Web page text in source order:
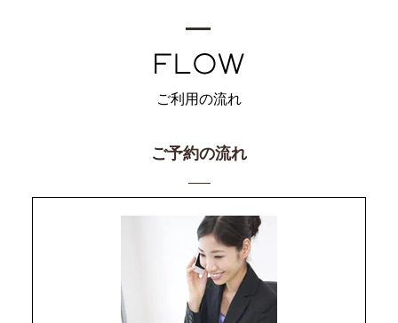
ご利用の流れ
ご予約の流れ